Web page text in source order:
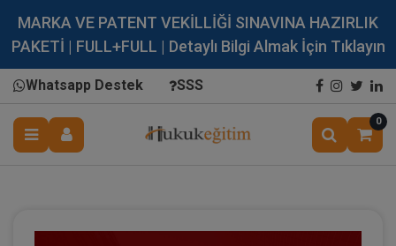
MARKA VE PATENT VEKİLLİĞİ SINAVINA HAZIRLIK
PAKETİ | FULL+FULL | Detaylı Bilgi Almak İçin Tıklayın
Whatsapp Destek SSS
0